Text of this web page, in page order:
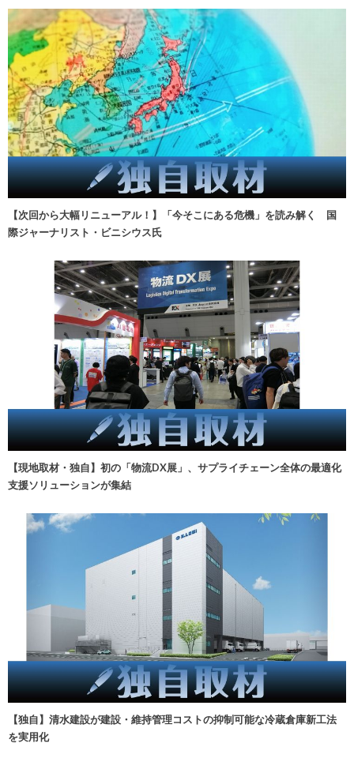
【次回から大幅リニューアル！】「今そこにある危機」を読み解く 国
際ジャーナリスト・ビニシウス氏
【現地取材・独自】初の「物流DX展」、サプライチェーン全体の最適化
支援ソリューションが集結
【独自】清水建設が建設・維持管理コストの抑制可能な冷蔵倉庫新工法
を実用化